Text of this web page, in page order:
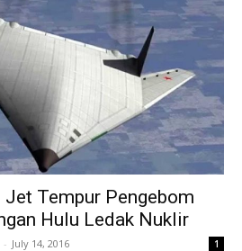
Jet Tempur Pengebom
Hulu Ledak Nuklir
- July 14, 2016 1